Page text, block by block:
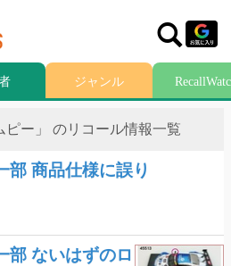
ピー」 のリコール情報一覧
部 商品仕様に誤り
部 ないはずのロ
ジャンル